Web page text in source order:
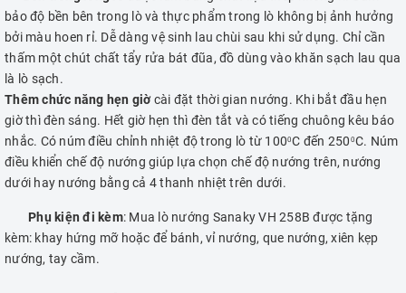
bảo độ bền bên trong lò và thực phẩm trong lò không bị ảnh hưởng
bởi màu hoen rỉ. Dễ dàng vệ sinh lau chùi sau khi sử dụng. Chỉ cần
thấm một chút chất tẩy rửa bát đũa, đồ dùng vào khăn sạch lau qua
là lò sạch.
Thêm chức năng hẹn giờcài đặt thời gian nướng. Khi bắt đầu hẹn
giờ thì đèn sáng. Hết giờ hẹn thì đèn tắt và có tiếng chuông kêu báo
nhắc. Có núm điều chỉnh nhiệt độ trong lò từ 1000C đến 250 0C. Núm
điều khiển chế độ nướng giúp lựa chọn chế độ nướng trên, nướng
dưới hay nướng bằng cả 4 thanh nhiệt trên dưới.
Phụ kiện đi kèm: Mua lò nướng Sanaky VH 258B được tặng
kèm: khay hứng mỡ hoặc để bánh, vỉ nướng, que nướng, xiên kẹp
nướng, tay cầm.